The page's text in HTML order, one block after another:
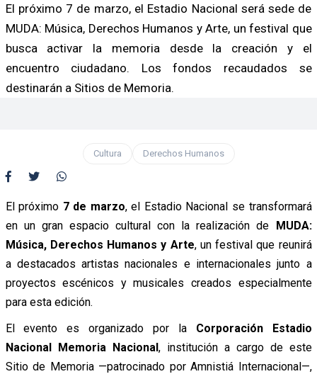
El próximo 7 de marzo, el Estadio Nacional será sede de
MUDA: Música, Derechos Humanos y Arte, un festival que
busca activar la memoria desde la creación y el
encuentro ciudadano. Los fondos recaudados se
destinarán a Sitios de Memoria.
Cultura Derechos Humanos
El próximo 7 de marzo, el Estadio Nacional se transformará
en un gran espacio cultural con la realización de MUDA:
Música, Derechos Humanos y Arte, un festival que reunirá
a destacados artistas nacionales e internacionales junto a
proyectos escénicos y musicales creados especialmente
para esta edición.
El evento es organizado por la Corporación Estadio
Nacional Memoria Nacional, institución a cargo de este
Sitio de Memoria —patrocinado por Amnistiá Internacional—,